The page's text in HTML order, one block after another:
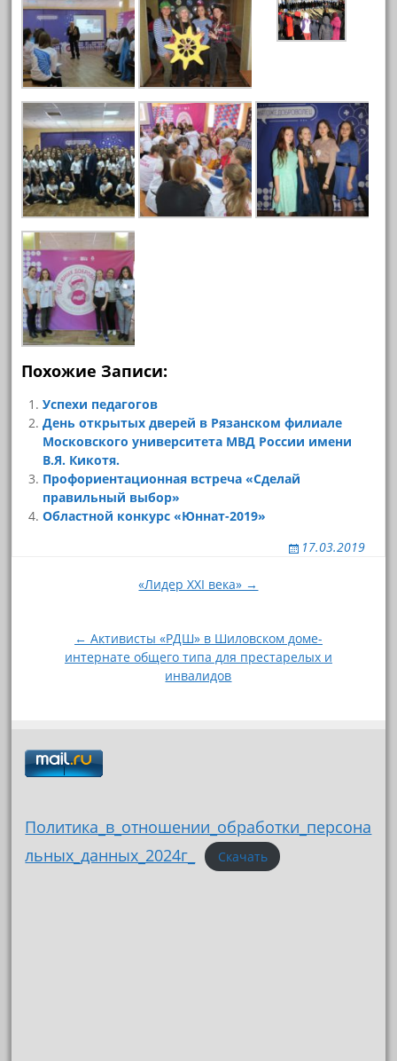
Похожие Записи:
Успехи педагогов
День открытых дверей в Рязанском филиале
Московского университета МВД России имени
В.Я. Кикотя.
Профориентационная встреча «Сделай
правильный выбор»
Областной конкурс «Юннат-2019»
17.03.2019
«Лидер XXI века» →
← Активисты «РДШ» в Шиловском доме-
интернате общего типа для престарелых и
инвалидов
Политика_в_отношении_обработки_персона
льных_данных_2024г_
Скачать